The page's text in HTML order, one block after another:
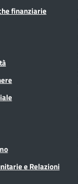
finanziarie
e Relazioni